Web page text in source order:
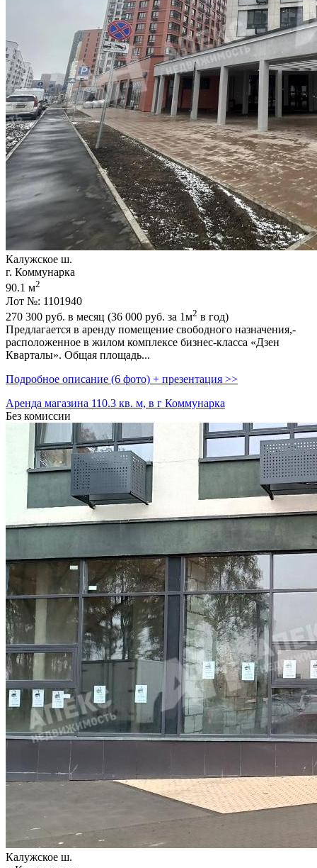
Калужское ш.
г. Коммунарка
90.1 м2
Лот №: 1101940
270 300 руб. в месяц (36 000 руб. за 1м2 в год)
Предлагается в аренду помещение свободного назначения,­
расположенное в жилом комплексе бизнес-класса «Дзен
Кварталы». Общая площадь...
Подробное описание (6 фото) + презентация >>
Аренда магазина 110.3 кв. м, в г Коммунарка
Без комиссии
Калужское ш.